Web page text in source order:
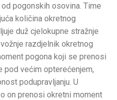
pogonskih osovina. Time
količina okretnog
duž cjelokupne stražnje
razdjelnik okretnog
pogona koji se prenosi
pod većim opterećenjem,
podupravljanju. U
on prenosi okretni moment